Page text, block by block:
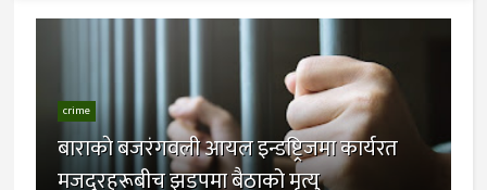
crime
बाराकाे बजरंगवली आयल इन्डष्ट्रिजमा कार्यरत
मजदुरहरूबीच झडपमा बैठाको मृत्यु